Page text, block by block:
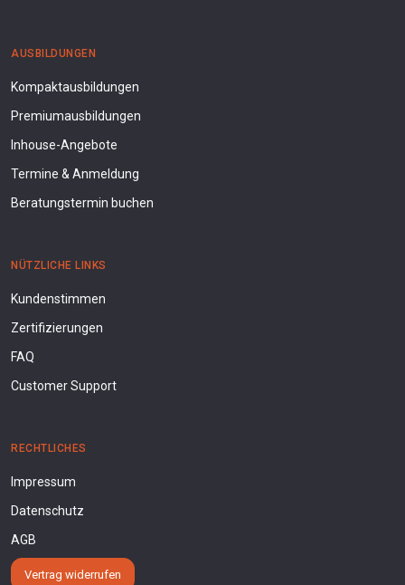
AUSBILDUNGEN
Kompaktausbildungen
Premiumausbildungen
Inhouse-Angebote
Termine & Anmeldung
Beratungstermin buchen
NÜTZLICHE LINKS
Kundenstimmen
Zertifizierungen
FAQ
Customer Support
RECHTLICHES
Impressum
Datenschutz
AGB
Vertrag widerrufen